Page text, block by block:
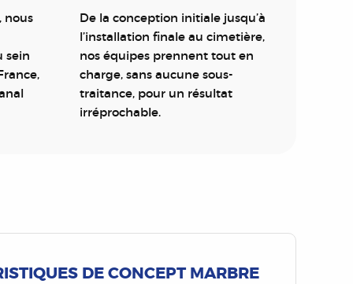
nous
sein
De la conception initiale jusqu’à
l’installation finale au cimetière,
nos équipes prennent tout en
charge, sans aucune sous-
traitance, pour un résultat
irréprochable.
DE CONCEPT MARBRE